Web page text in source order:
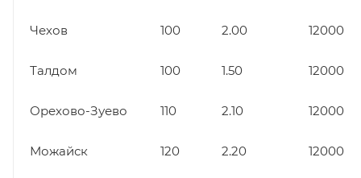
Чехов 100 2.00 12000
Талдом 100 1.50 12000
Орехово-Зуево 110 2.10 12000
Можайск 120 2.20 12000